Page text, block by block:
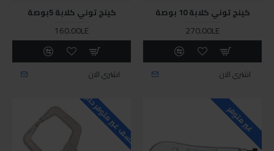
كينج توني كلابة 10 بوصة
270.00LE
اشتري الان
كينج توني كلابة 5بوصة
160.00LE
اشتري الان
غير متوفر للاسف غير متوفر حاليا